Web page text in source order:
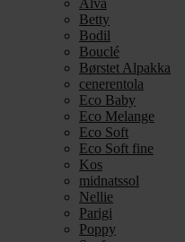
Alva
Betty
Bodil
Bouclé
Børstet Alpakka
cenerentola
Eco Baby
Eco Melange
Eco Soft
Eco Soft fine
Kos
midnatssol
Nellie
Parigi
Poppy